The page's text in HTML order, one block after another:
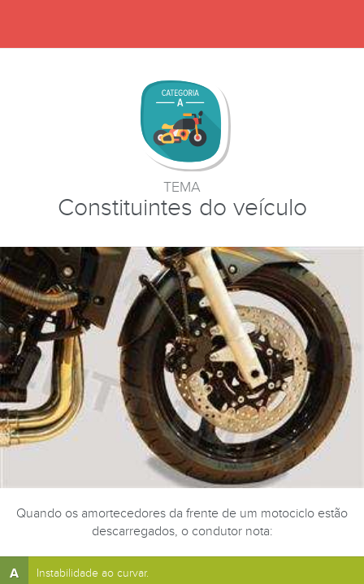
TEMA
Constituintes do veículo
Quando os amortecedores da frente de um motociclo estão
descarregados, o condutor nota:
A Instabilidade ao curvar.